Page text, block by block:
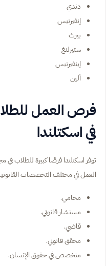
دندي
إنفيرنيس
بيرث
ستيرلنغ
إينفيرنيس
ألين
فرص العمل
في اسكتلندا
توفر اسكتلندا فرصًا كبيرة للطلاب
العمل في مختلف التخصصات
محامي.
مستشار قانوني.
قاضي.
محقق قانوني.
متخصص في حقوق الإنسان.